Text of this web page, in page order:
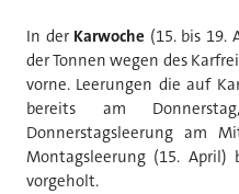
In der Karwoche (15. bis 19.
der Tonnen wegen des
vorne. Leerungen die auf
bereits am
Donnerstagsleerung am
Montagsleerung (15. April)
vorgeholt.